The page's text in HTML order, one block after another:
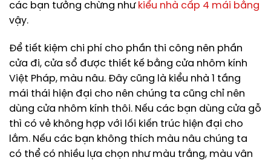
các bạn tưởng chừng như kiểu nhà cấp 4 mái bằng
vậy.
Để tiết kiệm chi phí cho phần thi công nên phần
cửa đi, cửa sổ được thiết kế bằng cửa nhôm kính
Việt Pháp, màu nâu. Đây cũng là kiểu nhà 1 tầng
mái thái hiện đại cho nên chúng ta cũng chỉ nên
dùng cửa nhôm kính thôi. Nếu các bạn dùng cửa gỗ
thì có vẻ không hợp với lối kiến trúc hiện đại cho
lắm. Nếu các bạn không thích màu nâu chúng ta
có thể có nhiều lựa chọn như màu trắng, màu vân